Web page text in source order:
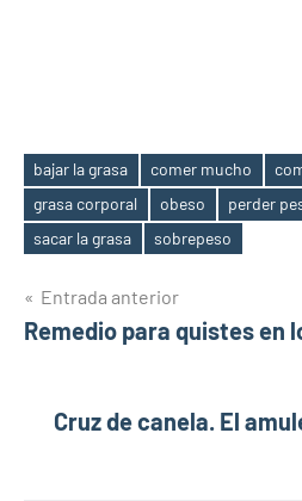
Etiquetas
bajar la grasa comer mucho
grasa corporal
obeso perder
sacar la grasa
sobrepeso
Navegación
de
Entrada anterior
Remedio para quistes en
Cruz de canela. El